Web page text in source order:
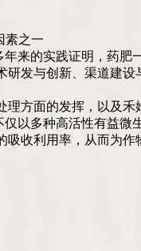
素之一
来的实践证明，药肥
发与创新、渠道建
方面的发挥，以及
以多种高活性有益微
收利用率，从而为作